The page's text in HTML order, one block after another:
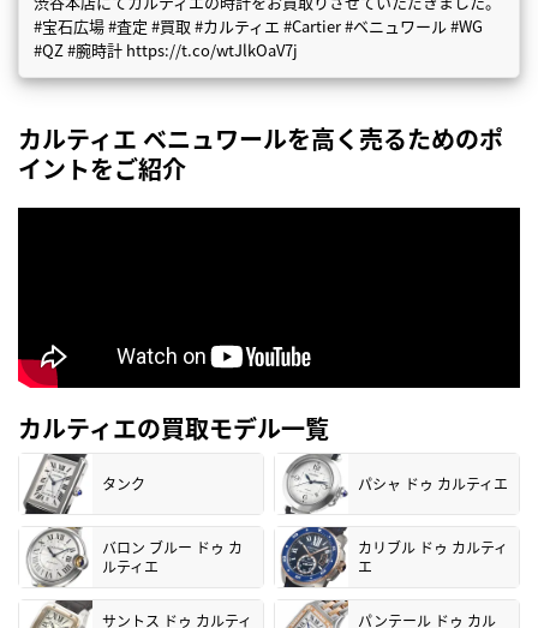
#宝石広場 #査定 #買取 #カルティエ #Cartier #ベニュワール #WG
#QZ #腕時計 https://t.co/wtJlkOaV7j
カルティエ ベニュワールを高く売るためのポ
イントをご紹介
カルティエの買取モデル一覧
タンク パシャ ドゥ カルティエ
バロン ブルー ドゥ カ
ルティエ
カリブル ドゥ カルティ
エ
サントス ドゥ カルティ パンテール ドゥ カル